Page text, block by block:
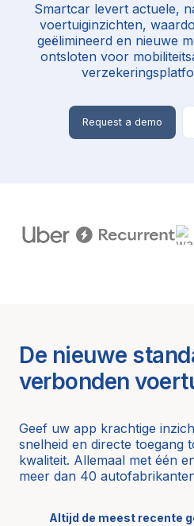
Smartcar levert actuele,
voertuiginzichten,
geëlimineerd en nieuwe
ontsloten voor
Request a demo
De nieuwe
verbonden
Geef uw app krachtige
snelheid en directe toegang
kwaliteit. Allemaal met één
meer dan 40
Altijd de meest recente